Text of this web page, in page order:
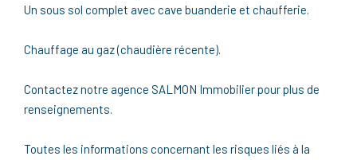
Un sous sol complet avec cave buanderie et chaufferie.
Chauffage au gaz (chaudière récente).
Contactez notre agence SALMON Immobilier pour plus de
renseignements.
Toutes les informations concernant les risques liés à la